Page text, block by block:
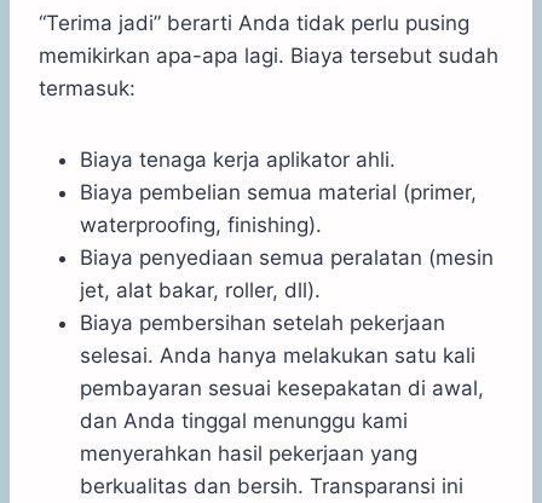
“Terima jadi” berarti Anda tidak perlu pusing
memikirkan apa-apa lagi. Biaya tersebut sudah
termasuk:
Biaya tenaga kerja aplikator ahli.
Biaya pembelian semua material (primer,
waterproofing, finishing).
Biaya penyediaan semua peralatan (mesin
jet, alat bakar, roller, dll).
Biaya pembersihan setelah pekerjaan
selesai. Anda hanya melakukan satu kali
pembayaran sesuai kesepakatan di awal,
dan Anda tinggal menunggu kami
menyerahkan hasil pekerjaan yang
berkualitas dan bersih. Transparansi ini